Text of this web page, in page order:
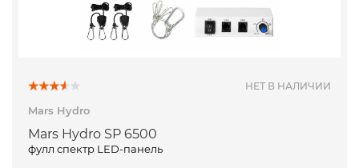
ПОДПИСАТЬСЯ
НЕТ В НАЛИЧИИ
Mars Hydro
Mars Hydro SP 6500
фулл спектр LED-панель